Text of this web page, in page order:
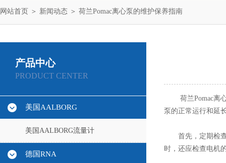
网站首页 ＞ 新闻动态 ＞ 荷兰Pomac离心泵的维护保养指南
产品中心
PRODUCT CENTER
美国AALBORG
美国AALBORG流量计
德国RNA
荷兰Pomac离心
泵的正常运行和延
首先，定期检查
时，还应检查电机